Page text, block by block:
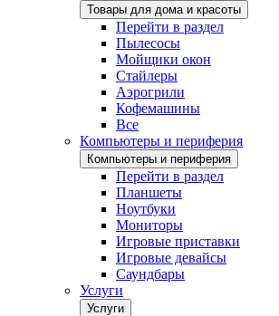
Товары для дома и красоты
Перейти в раздел
Пылесосы
Мойщики окон
Стайлеры
Аэрогрили
Кофемашины
Все
Компьютеры и периферия
Компьютеры и периферия
Перейти в раздел
Планшеты
Ноутбуки
Мониторы
Игровые приставки
Игровые девайсы
Саундбары
Услуги
Услуги